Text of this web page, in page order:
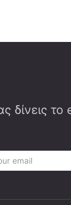
δίνεις